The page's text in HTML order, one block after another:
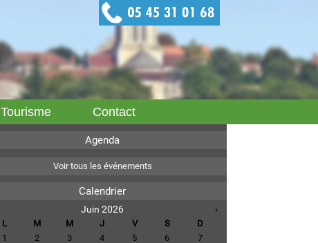
Tourisme Contact
Agenda
Voir tous les événements
Calendrier
Juin 2026 ›
L M M J V S
D
1
2 3 4 5 6
7